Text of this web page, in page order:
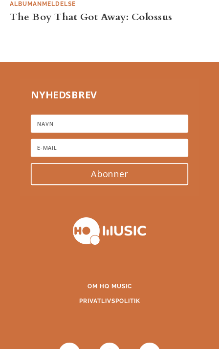
The Boy That Got Away: Colossus
ALBUMANMELDELSE
NYHEDSBREV
Abonner
OM HQ MUSIC
PRIVATLIVSPOLITIK